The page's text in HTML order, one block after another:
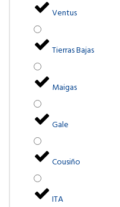
Ventus
Tierras Bajas
Maigas
Gale
Cousiño
ITA